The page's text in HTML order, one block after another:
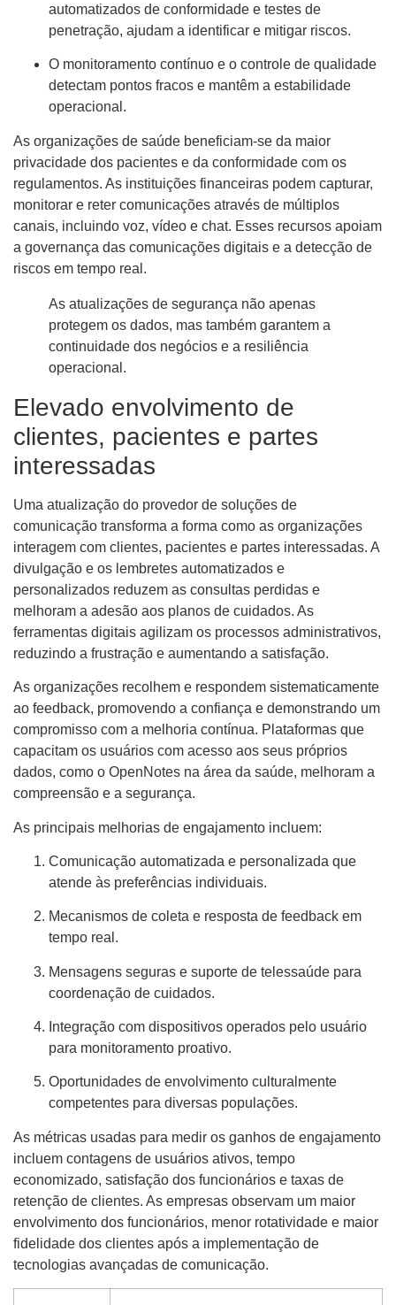
automatizados de conformidade e testes de
penetração, ajudam a identificar e mitigar riscos.
O monitoramento contínuo e o controle de qualidade
detectam pontos fracos e mantêm a estabilidade
operacional.
As organizações de saúde beneficiam-se da maior
privacidade dos pacientes e da conformidade com os
regulamentos. As instituições financeiras podem capturar,
monitorar e reter comunicações através de múltiplos
canais, incluindo voz, vídeo e chat. Esses recursos apoiam
a governança das comunicações digitais e a detecção de
riscos em tempo real.
As atualizações de segurança não apenas
protegem os dados, mas também garantem a
continuidade dos negócios e a resiliência
operacional.
Elevado envolvimento de
clientes, pacientes e partes
interessadas
Uma atualização do provedor de soluções de
comunicação transforma a forma como as organizações
interagem com clientes, pacientes e partes interessadas. A
divulgação e os lembretes automatizados e
personalizados reduzem as consultas perdidas e
melhoram a adesão aos planos de cuidados. As
ferramentas digitais agilizam os processos administrativos,
reduzindo a frustração e aumentando a satisfação.
As organizações recolhem e respondem sistematicamente
ao feedback, promovendo a confiança e demonstrando um
compromisso com a melhoria contínua. Plataformas que
capacitam os usuários com acesso aos seus próprios
dados, como o OpenNotes na área da saúde, melhoram a
compreensão e a segurança.
As principais melhorias de engajamento incluem:
Comunicação automatizada e personalizada que
atende às preferências individuais.
Mecanismos de coleta e resposta de feedback em
tempo real.
Mensagens seguras e suporte de telessaúde para
coordenação de cuidados.
Integração com dispositivos operados pelo usuário
para monitoramento proativo.
Oportunidades de envolvimento culturalmente
competentes para diversas populações.
As métricas usadas para medir os ganhos de engajamento
incluem contagens de usuários ativos, tempo
economizado, satisfação dos funcionários e taxas de
retenção de clientes. As empresas observam um maior
envolvimento dos funcionários, menor rotatividade e maior
fidelidade dos clientes após a implementação de
tecnologias avançadas de comunicação.